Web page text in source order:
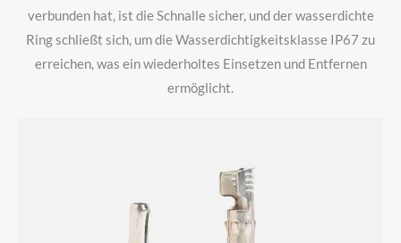
verbunden hat, ist die Schnalle sicher, und der wasserdichte
Ring schließt sich, um die Wasserdichtigkeitsklasse IP67 zu
erreichen, was ein wiederholtes Einsetzen und Entfernen
ermöglicht.